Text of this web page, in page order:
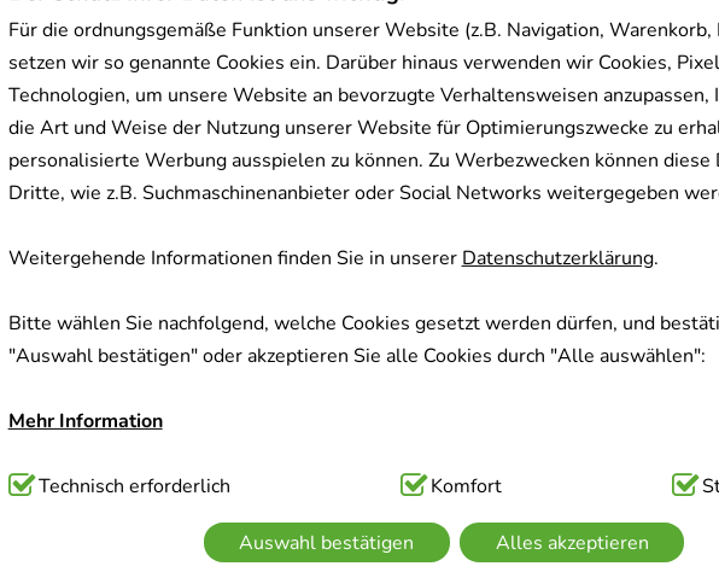
Für die ordnungsgemäße Funktion unserer Website (z.B. Navigation, Warenkorb,
setzen wir so genannte Cookies ein. Darüber hinaus verwenden wir Cookies,
Technologien, um unsere Website an bevorzugte Verhaltensweisen anzupassen,
die Art und Weise der Nutzung unserer Website für Optimierungszwecke zu
personalisierte Werbung ausspielen zu können. Zu Werbezwecken können diese
Dritte, wie z.B. Suchmaschinenanbieter oder Social Networks weitergegeben
Weitergehende Informationen finden Sie in unsererDatenschutzerklärung.
Bitte wählen Sie nachfolgend, welche Cookies gesetzt werden dürfen, und
"Auswahl bestätigen" oder akzeptieren Sie alle Cookies durch "Alle auswählen":
Mehr Information
Technisch Notwendig:Hierbei handelt es sich um Cookies, die für die
Website notwendig sind (z.B. Navigation, Warenkorb, Kundenkonto), weshalb auf
verzichtet werden kann.
Technisch erforderlich Komfort
Auswahl bestätigen Alles akzeptieren